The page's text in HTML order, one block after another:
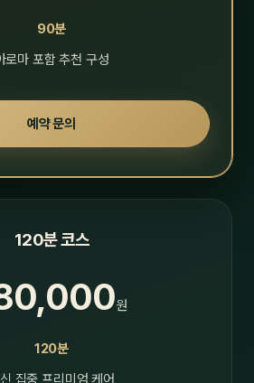
90분
로마 포함 추천 구성
예약 문의
120분 코스
원
120분
집중 프리미엄 케어